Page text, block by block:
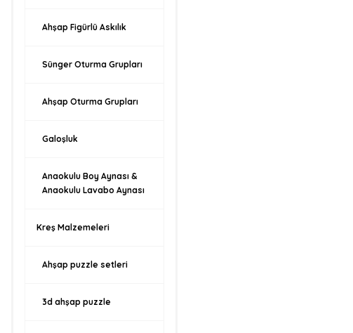
Ahşap Figürlü Askılık
Sünger Oturma Grupları
Ahşap Oturma Grupları
Galoşluk
Anaokulu Boy Aynası &
Anaokulu Lavabo Aynası
Kreş Malzemeleri
Ahşap puzzle setleri
3d ahşap puzzle